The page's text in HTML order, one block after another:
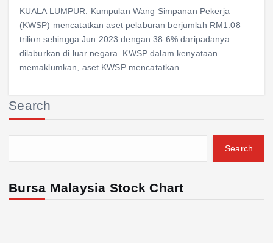
KUALA LUMPUR: Kumpulan Wang Simpanan Pekerja
(KWSP) mencatatkan aset pelaburan berjumlah RM1.08
trilion sehingga Jun 2023 dengan 38.6% daripadanya
dilaburkan di luar negara. KWSP dalam kenyataan
memaklumkan, aset KWSP mencatatkan…
Search
Search
Bursa Malaysia Stock Chart